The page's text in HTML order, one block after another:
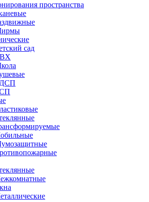
пространства
сад